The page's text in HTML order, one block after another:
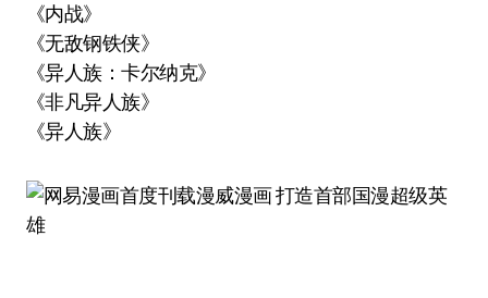
《内战》
《无敌钢铁侠》
《异人族：卡尔纳克》
《非凡异人族》
《异人族》